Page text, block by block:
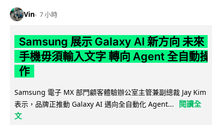
Vin 7 小時
Samsung 展示 Galaxy AI 新方向 未來
手機毋須輸入文字 轉向 Agent 全自動操
作
Samsung 電子 MX 部門顧客體驗辦公室主管兼副總裁 Jay Kim
表示，品牌正推動 Galaxy AI 邁向全自動化 Agent...
閱讀全
文